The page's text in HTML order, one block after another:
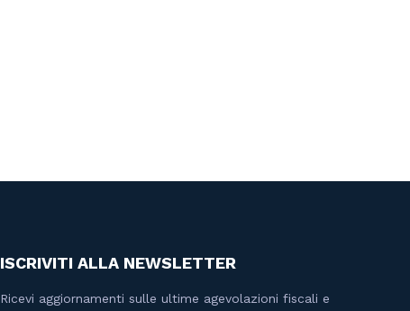
ISCRIVITI ALLA NEWSLETTER
Ricevi aggiornamenti sulle ultime agevolazioni fiscali e